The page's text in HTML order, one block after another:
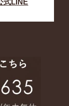
式LINE